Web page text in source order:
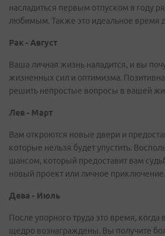
насладиться первым отпуском в году
любимым. Также это идеальное время
Рак - Август
Ваша личная жизнь наладится, и вы
жизненных сил и оптимизма.
решить непростые вопросы в вашей
Лев - Март
Вам откроются новые двери и
которые нельзя будет упустить.
шансом, который предоставит вам
новый проект или личное приключение.
Дева - Июль
После упорного труда это время, когда
щедро вознаграждены. Вы получите